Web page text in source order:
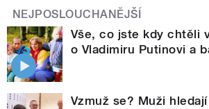
NEJPOSLOUCHANĚJŠÍ
Vše, co jste kdy chtěli
o Vladimiru Putinovi a
Vzmuž se? Muži